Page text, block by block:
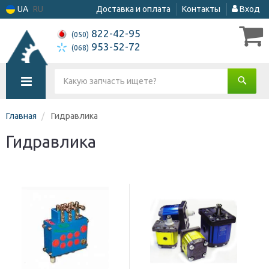
UA RU Доставка и оплата Контакты Вход
(050) 822-42-95
(068) 953-52-72
Главная Гидравлика
Гидравлика